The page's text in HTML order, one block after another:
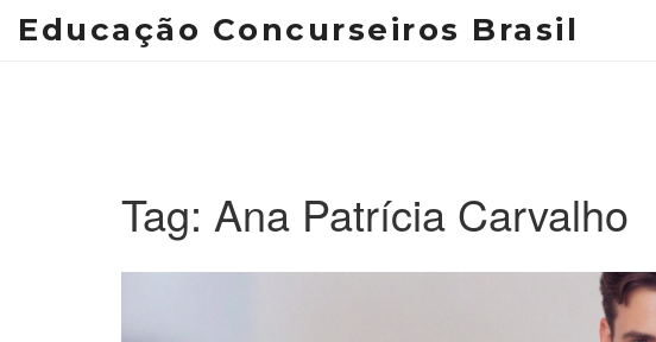
Educação Concurseiros Brasil
Tag: Ana Patrícia Carvalho